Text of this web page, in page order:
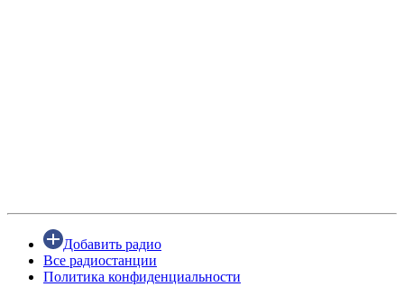
Добавить радио
Все радиостанции
Политика конфиденциальности